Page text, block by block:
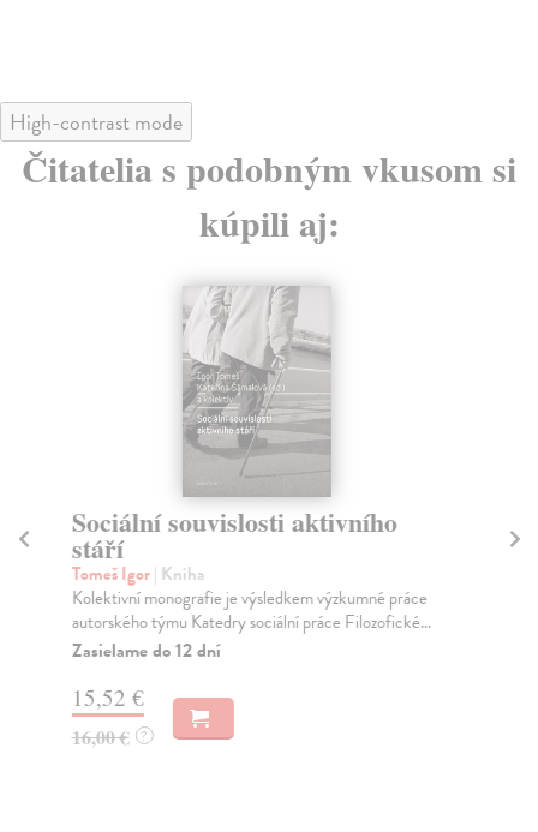
High-contrast mode
Čitatelia s podobným vkusom si
kúpili aj:
Sociální souvislosti aktivního
stáří
Tomeš Igor| Kniha
Kolektivní monografie je výsledkem výzkumné práce
autorského týmu Katedry sociální práce Filozofické...
Zasielame do 12 dní
15,52 €
16,00 € ?